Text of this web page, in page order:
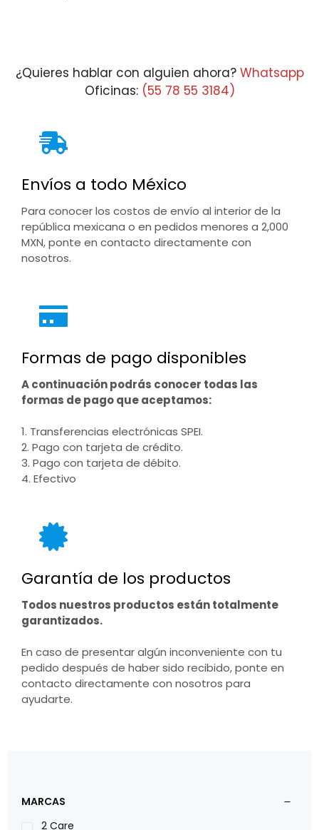
¿Quieres hablar con alguien ahora? Whatsapp
Oficinas: (55 78 55 3184)
Envíos a todo México
Para conocer los costos de envío al interior de la
república mexicana o en pedidos menores a 2,000
MXN, ponte en contacto directamente con
nosotros.
Formas de pago disponibles
A continuación podrás conocer todas las
formas de pago que aceptamos:
1. Transferencias electrónicas SPEI.
2. Pago con tarjeta de crédito.
3. Pago con tarjeta de débito.
4. Efectivo
Garantía de los productos
Todos nuestros productos están totalmente
garantizados.
En caso de presentar algún inconveniente con tu
pedido después de haber sido recibido, ponte en
contacto directamente con nosotros para
ayudarte.
MARCAS
2 Care